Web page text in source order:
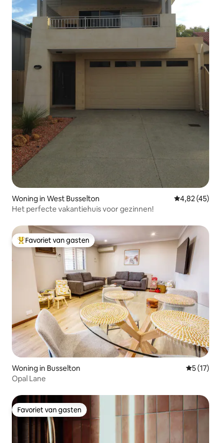
Woning in West Busselton Gemiddelde
4,82 (45)
Het perfecte vakantiehuis voor gezinnen!
Topfavoriet van gasten
Favoriet van gasten
Woning in Busselton
5 (17)
Opal Lane
Favoriet van gasten
Favoriet van gasten